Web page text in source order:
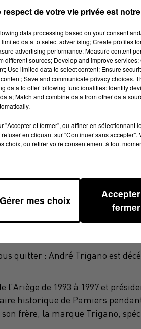
quitter : André Trigano est
de 1993 à 1997 et
historique de Pamiers
frère, la marque Trigano,
respect de votre vie privée est
data processing based on your consent
data to select advertising; Create profiles
advertising performance; Measure content
different sources; Develop and improve
Use limited data to select content; Ensure
Save and communicate privacy choices.
data to offer following functionalities: Identify
Match and combine data from other data
"Accepter et fermer", ou affiner en sélectionnant
en cliquant sur "Continuer sans
choix, ou retirer votre consentement à tout
Gérer mes choix
fermer